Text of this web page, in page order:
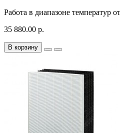
Работа в диапазоне температур
35 880.00 р.
В корзину